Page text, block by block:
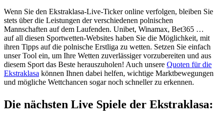
Wenn Sie den Ekstraklasa-Live-Ticker online verfolgen, bleiben Sie
stets über die Leistungen der verschiedenen polnischen
Mannschaften auf dem Laufenden. Unibet, Winamax, Bet365 …
auf all diesen Sportwetten-Websites haben Sie die Möglichkeit, mit
ihren Tipps auf die polnische Erstliga zu wetten. Setzen Sie einfach
unser Tool ein, um Ihre Wetten zuverlässiger vorzubereiten und aus
diesem Sport das Beste herauszuholen! Auch unsere Quoten für die
Ekstraklasa können Ihnen dabei helfen, wichtige Marktbewegungen
und mögliche Wettchancen sogar noch schneller zu erkennen.
Die nächsten Live Spiele der Ekstraklasa: